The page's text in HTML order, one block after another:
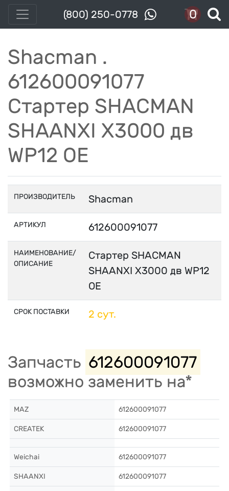
(800) 250-0778 0
Shacman .
612600091077
Стартер SHACMAN
SHAANXI X3000 дв
WP12 OE
ПРОИЗВОДИТЕЛЬ Shacman
АРТИКУЛ 612600091077
НАИМЕНОВАНИЕ/
ОПИСАНИЕ
Стартер SHACMAN
SHAANXI X3000 дв WP12
OE
СРОК ПОСТАВКИ 2 сут.
Запчасть 612600091077
возможно заменить на*
MAZ 612600091077
CREATEK 612600091077
Weichai 612600091077
SHAANXI 612600091077